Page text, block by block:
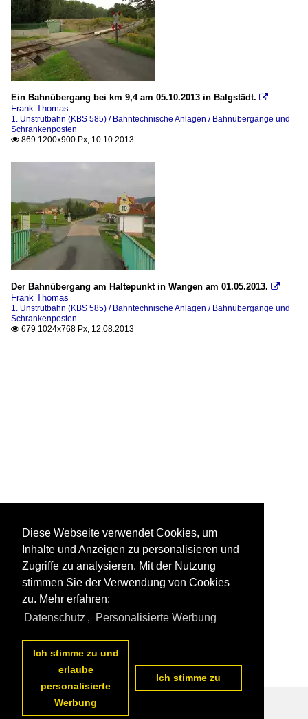
Ein Bahnübergang bei km 9,4 am 05.10.2013 in Balgstädt. 
Frank Thomas
1. Unstrutbahn (KBS 585) / Bahntechnische Anlagen / Bahnübergänge und
Schrankenposten
 869 1200x900 Px, 10.10.2013
Der Bahnübergang am Haltepunkt in Wangen am 01.05.2013. 
Frank Thomas
1. Unstrutbahn (KBS 585) / Bahntechnische Anlagen / Bahnübergänge und
Schrankenposten
 679 1024x768 Px, 12.08.2013
Datenschutzerklärung
Diese Webseite verwendet Cookies, um
Inhalte und Anzeigen zu personalisieren und
Zugriffe zu analysieren. Mit der Nutzung
stimmen Sie der Verwendung von Cookies
zu. Mehr erfahren:
Datenschutz , Personalisierte Werbung
Ich stimme zu und
erlaube
personalisierte
Werbung
Ich stimme zu